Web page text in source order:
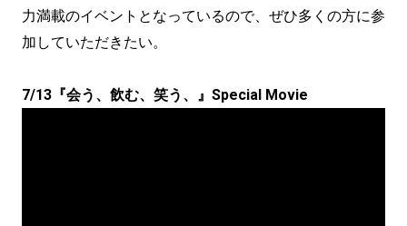
力満載のイベントとなっているので、ぜひ多くの方に参
加していただきたい。
7/13『会う、飲む、笑う、』Special Movie